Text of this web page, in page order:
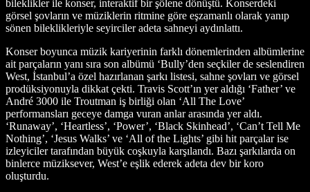
bileklikler ile konser, interaktif bir şölene dönüştü. Konserdeki
görsel şovların ve müziklerin ritmine göre eşzamanlı olarak yanıp
sönen bileklikleriyle seyirciler adeta sahneyi aydınlattı.
Konser boyunca müzik kariyerinin farklı dönemlerinden albümlerine
ait parçaların yanı sıra son albümü ‘Bully’den seçkiler de seslendiren
West, İstanbul’a özel hazırlanan şarkı listesi, sahne şovları ve görsel
prodüksiyonuyla dikkat çekti. Travis Scott’ın yer aldığı ‘Father’ ve
André 3000 ile Troutman iş birliği olan ‘All The Love’
performansları geceye damga vuran anlar arasında yer aldı.
‘Runaway’, ‘Heartless’, ‘Power’, ‘Black Skinhead’, ‘Can’t Tell Me
Nothing’, ‘Jesus Walks’ ve ‘All of the Lights’ gibi hit parçalar ise
izleyiciler tarafından büyük coşkuyla karşılandı. Bazı şarkılarda on
binlerce müziksever, West’e eşlik ederek adeta dev bir koro
oluşturdu.